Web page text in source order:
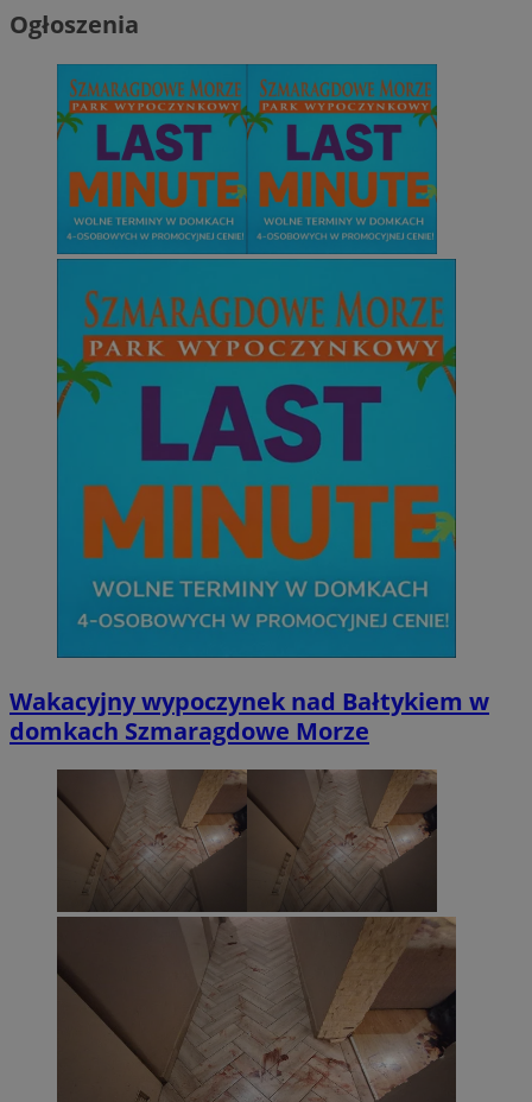
Ogłoszenia
Wakacyjny wypoczynek nad Bałtykiem w
domkach Szmaragdowe Morze